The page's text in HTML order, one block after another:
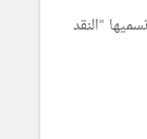
نسميها "النقد